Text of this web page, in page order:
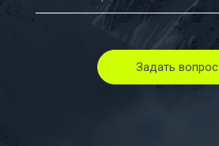
Задать вопрос